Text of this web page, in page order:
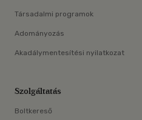
Társadalmi programok
Adományozás
Akadálymentesítési nyilatkozat
Szolgáltatás
Boltkereső